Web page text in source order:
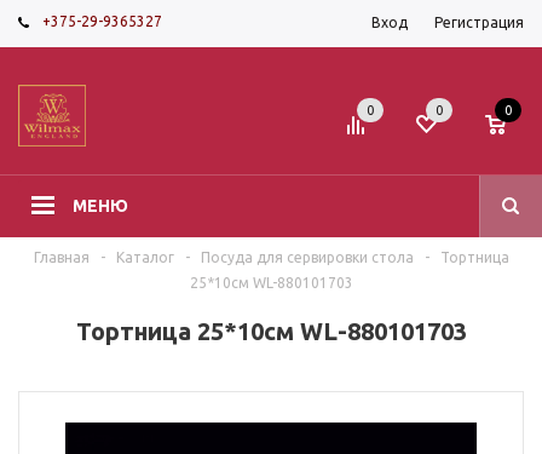
+375-29-9365327 Вход Регистрация
МЕНЮ
0 0 0
Главная - Каталог - Посуда для сервировки стола -
Тортница
25*10см WL-880101703
Тортница 25*10см WL-880101703